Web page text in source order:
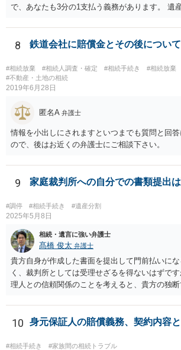
で、あなたも3分の1支払う義務があります。 遺
払い義務があります。
8 鉄道会社に賠償金とその後について
#相続放棄 #相続人調査・確定 #相続手続き #相続放棄
#不動産・土地の相続
2019年6月28日
匿名A 弁護士
情報を小出しにされますといつまでも質問と回
ので、後はお近くの弁護士にご相談下さい。
9 家庭裁判所への自分での書類提出
#調停 #相続手続き #遺産分割
2025年5月8日
相続・遺言に強い弁護士
髙橋 俊太 弁護士
貴方自身が作成した書面を提出して門前払いに
く、裁判所としては受理せざるを得ないはずで
理人との信頼関係のことを考えると、貴方の独
士が主張書面の提出を渋っているようですが、
益がないと考えている可能性もあると思います
めて、弁護士見解を確認等するためによく打ち
います。単に面倒臭いということで書面提出をし
10 身元保証人の賠償義務、契約内容
#相続手続き #家族間の相続トラブル